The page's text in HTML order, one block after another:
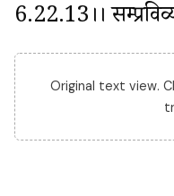
6.22.13।।
Original text view.